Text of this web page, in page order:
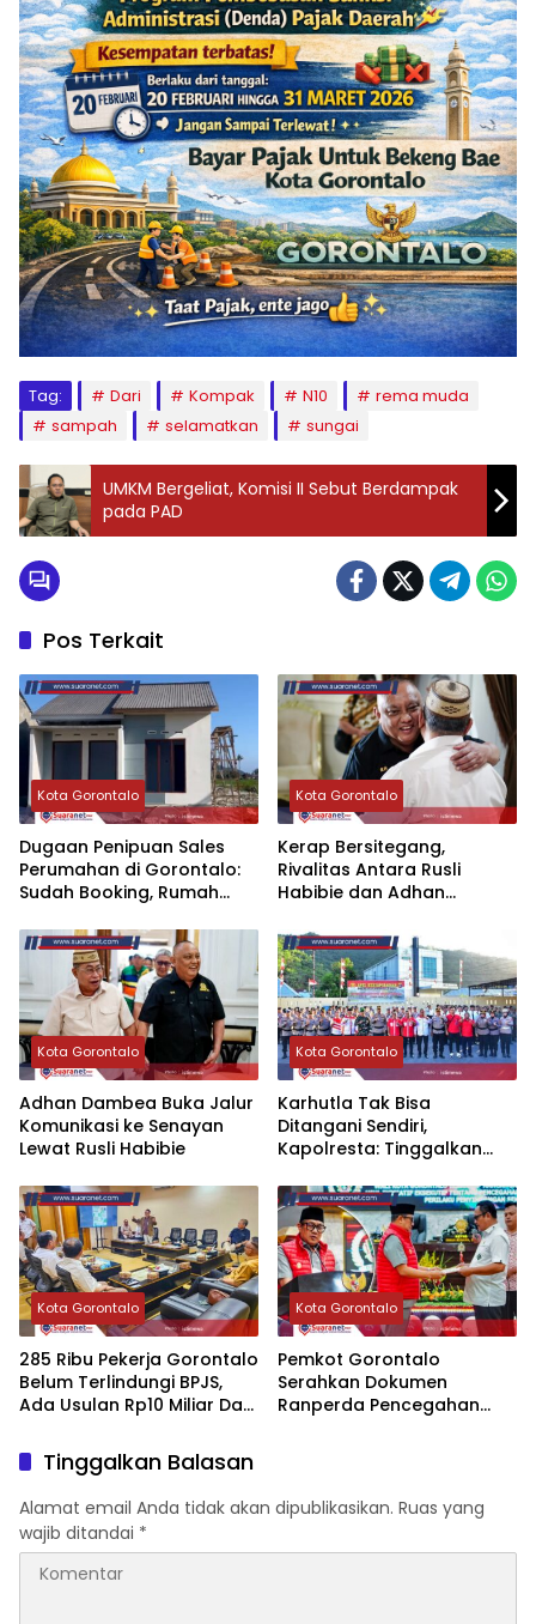
Tag: Dari Kompak N10
rema muda
sampah
selamatkan sungai
UMKM Bergeliat, Komisi II Sebut Berdampak
pada PAD
Pos Terkait
Kota Gorontalo
‎Dugaan Penipuan Sales
Perumahan di Gorontalo:
Sudah Booking, Rumah
Pembeli Lain
Kota Gorontalo
‎Kerap Bersitegang,
Rivalitas Antara Rusli
Habibie dan Adhan
Kota Gorontalo
‎Adhan Dambea Buka Jalur
Komunikasi ke Senayan
Lewat Rusli Habibie
Kota Gorontalo
‎Karhutla Tak Bisa
Ditangani Sendiri,
Kapolresta: Tinggalkan
Kota Gorontalo
‎285 Ribu Pekerja Gorontalo
Belum Terlindungi BPJS,
Ada Usulan Rp10 Miliar Dari
Kota Gorontalo
Pemkot Gorontalo
Serahkan Dokumen
Ranperda Pencegahan
Tinggalkan Balasan
Alamat email Anda tidak akan dipublikasikan. Ruas yang
wajib ditandai *